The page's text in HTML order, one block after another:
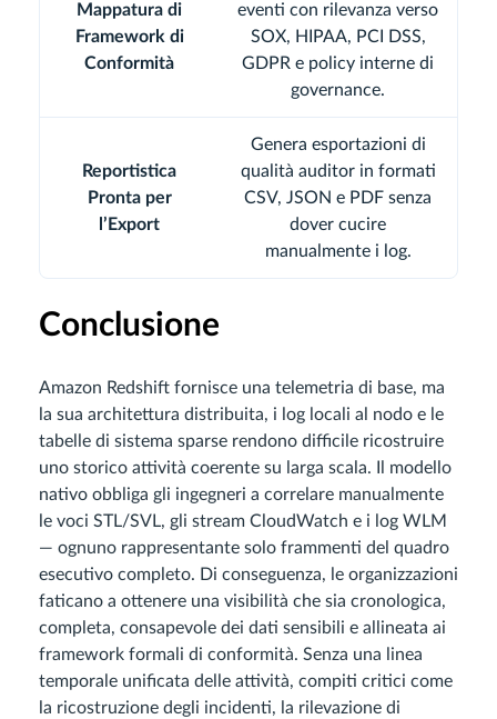
Mappatura di
Framework di
Conformità
eventi con rilevanza verso
SOX, HIPAA, PCI DSS,
GDPR e policy interne di
governance.
Reportistica
Pronta per
l’Export
Genera esportazioni di
qualità auditor in formati
CSV, JSON e PDF senza
dover cucire
manualmente i log.
Conclusione
Amazon Redshift fornisce una telemetria di base, ma
la sua architettura distribuita, i log locali al nodo e le
tabelle di sistema sparse rendono difficile ricostruire
uno storico attività coerente su larga scala. Il modello
nativo obbliga gli ingegneri a correlare manualmente
le voci STL/SVL, gli stream CloudWatch e i log WLM
— ognuno rappresentante solo frammenti del quadro
esecutivo completo. Di conseguenza, le organizzazioni
faticano a ottenere una visibilità che sia cronologica,
completa, consapevole dei dati sensibili e allineata ai
framework formali di conformità. Senza una linea
temporale unificata delle attività, compiti critici come
la ricostruzione degli incidenti, la rilevazione di